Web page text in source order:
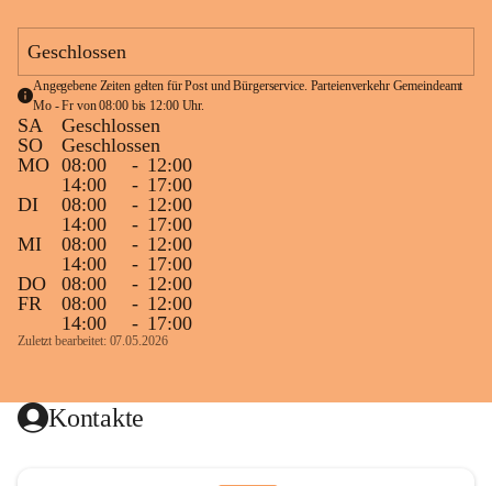
Geschlossen
Angegebene Zeiten gelten für Post und Bürgerservice. Parteienverkehr Gemeindeamt
Mo - Fr von 08:00 bis 12:00 Uhr.
SA
Geschlossen
SO
Geschlossen
MO 08:00 - 12:00
14:00
- 17:00
DI
08:00 - 12:00
14:00
- 17:00
MI
08:00 - 12:00
14:00
- 17:00
DO
08:00 - 12:00
FR
08:00 - 12:00
14:00
- 17:00
Zuletzt bearbeitet: 07.05.2026
Kontakte